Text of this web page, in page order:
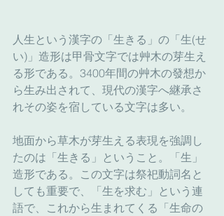
人生という漢字の「生きる」の「生(せ
い)」造形は甲骨文字では艸木の芽生え
る形である。3400年間の艸木の發想か
ら生み出されて、現代の漢字へ継承さ
れその姿を宿している文字は多い。
地面から草木が芽生える表現を強調し
たのは「生きる」ということ。「生」
造形である。この文字は祭祀動詞名と
しても重要で、「生を求む」という連
語で、これから生まれてくる「生命の